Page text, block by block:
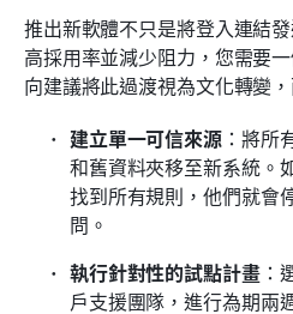
推出新軟體不只是將登入連結
高採用率並減少阻力，您需要
向建議將此過渡視為文化轉變
建立單一可信來源：將所
和舊資料夾移至新系統。
找到所有規則，他們就會
問。
執行針對性的試點計畫：
戶支援團隊，進行為期兩